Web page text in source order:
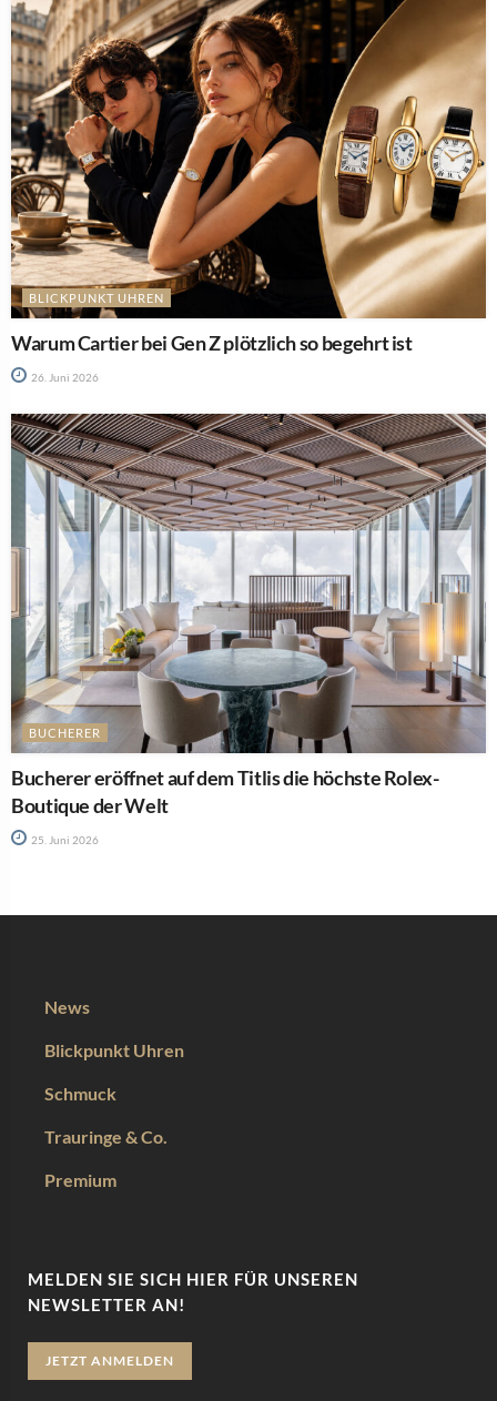
BLICKPUNKT UHREN
Warum Cartier bei Gen Z plötzlich so begehrt ist
26. Juni 2026
BUCHERER
Bucherer eröffnet auf dem Titlis die höchste Rolex-
Boutique der Welt
25. Juni 2026
News
Blickpunkt Uhren
Schmuck
Trauringe & Co.
Premium
MELDEN SIE SICH HIER FÜR UNSEREN
NEWSLETTER AN!
JETZT ANMELDEN